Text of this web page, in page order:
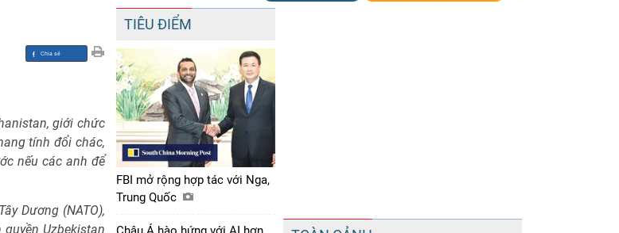
Chia sẻ
giới chức
tính đổi chác,
nếu các anh để
Dương (NATO),
Uzbekistan
TIÊU ĐIỂM
FBI mở rộng hợp tác với Nga,
Trung Quốc